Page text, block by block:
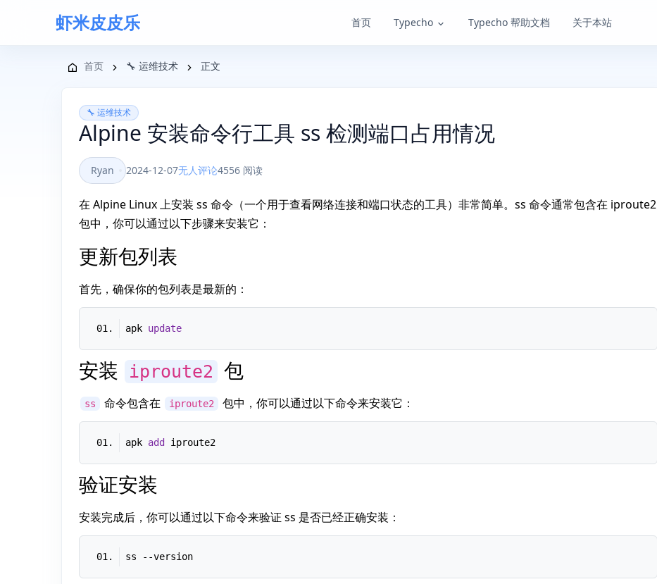
虾米皮皮乐 首页 Typecho Typecho 帮助文档 关于本站
首页 🔧 运维技术 正文
🔧 运维技术
Alpine 安装命令行工具 ss 检测端口占用情况
Ryan 2024-12-07无人评论4556 阅读
在 Alpine Linux 上安装 ss 命令（一个用于查看网络连接和端口状态的工具）非常简单。ss 命令通常包含在 iproute2
包中，你可以通过以下步骤来安装它：
更新包列表
首先，确保你的包列表是最新的：
apk update
安装 iproute2 包
ss 命令包含在 iproute2 包中，你可以通过以下命令来安装它：
apk add
验证安装
安装完成后，你可以通过以下命令来验证 ss 是否已经正确安装：
ss --version